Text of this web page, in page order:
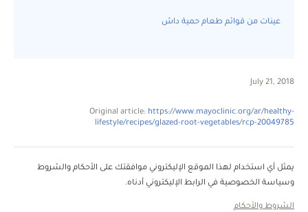
عينات من قوائم طعام حمية داش
July 21, 2018
Original article: https://www.mayoclinic.org/ar/healthy-
lifestyle/recipes/glazed-root-vegetables/rcp-20049785
يمثل أي استخدام لهذا الموقع الإليكتروني موافقتك على الأحكام والشروط
وسياسة الخصوصية في الرابط الإليكتروني أدناه.
الشروط والأحكام